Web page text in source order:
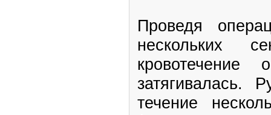
Проведя
нескольких
кровотечение
затягивалась.
течение